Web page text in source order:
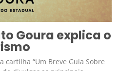
Goura explica o
cartilha “Um Breve Guia Sobre